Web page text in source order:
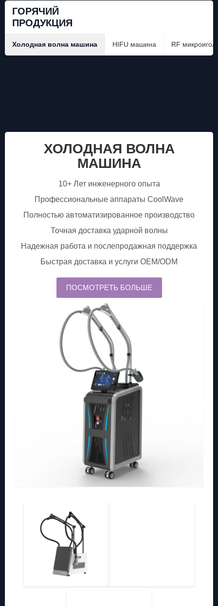
ГОРЯЧИЙ
ПРОДУКЦИЯ
Холодная волна машина HIFU машина RF
ХОЛОДНАЯ ВОЛНА
МАШИНА
10+ Лет инженерного опыта
Профессиональные аппараты CoolWave
Полностью автоматизированное производство
Точная доставка ударной волны
Надежная работа и послепродажная поддержка
Быстрая доставка и услуги OEM/ODM
ПОСМОТРЕТЬ БОЛЬШЕ